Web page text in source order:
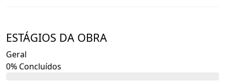
ESTÁGIOS DA OBRA
Geral
0% Concluídos